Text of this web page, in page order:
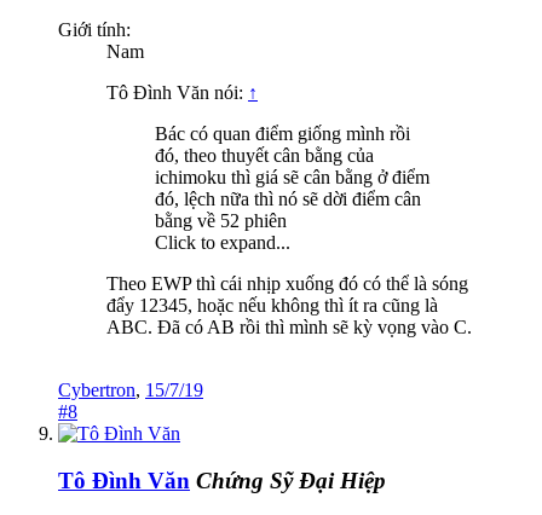
Giới tính:
Nam
Tô Đình Văn nói: ↑
Bác có quan điểm giống mình rồi
đó, theo thuyết cân bằng của
ichimoku thì giá sẽ cân bằng ở điểm
đó, lệch nữa thì nó sẽ dời điểm cân
bằng về 52 phiên
Click to expand...
Theo EWP thì cái nhịp xuống đó có thể là sóng
đẩy 12345, hoặc nếu không thì ít ra cũng là
ABC. Đã có AB rồi thì mình sẽ kỳ vọng vào C.
Cybertron, 15/7/19
#8
Tô Đình Văn Chứng Sỹ Đại Hiệp